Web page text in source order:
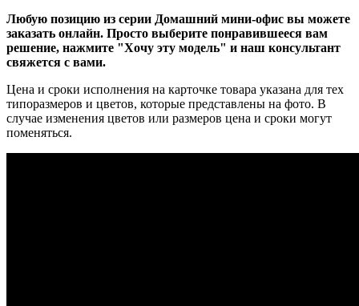
Любую позицию из серии Домашний мини-офис вы можете
заказать онлайн. Просто выберите понравившееся вам
решение, нажмите "Хочу эту модель" и наш консультант
свяжется с вами.
Цена и сроки исполнения на карточке товара указана для тех
типоразмеров и цветов, которые представлены на фото. В
случае изменения цветов или размеров цена и сроки могут
поменяться.